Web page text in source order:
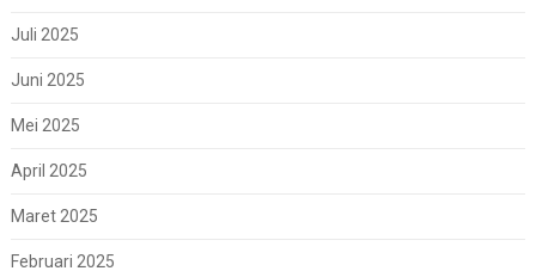
Juli 2025
Juni 2025
Mei 2025
April 2025
Maret 2025
Februari 2025